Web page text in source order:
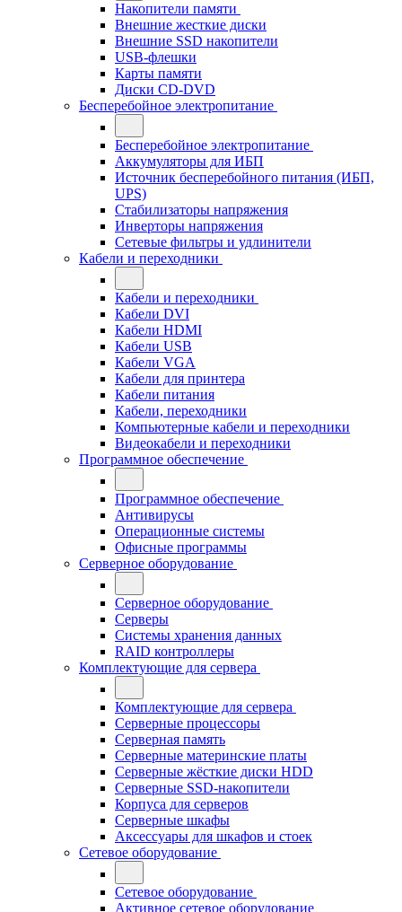
Накопители памяти
Внешние жесткие диски
Внешние SSD накопители
USB-флешки
Карты памяти
Диски CD-DVD
Бесперебойное электропитание
Бесперебойное электропитание
Аккумуляторы для ИБП
Источник бесперебойного питания (ИБП,
UPS)
Стабилизаторы напряжения
Инверторы напряжения
Сетевые фильтры и удлинители
Кабели и переходники
Кабели и переходники
Кабели DVI
Кабели HDMI
Кабели USB
Кабели VGA
Кабели для принтера
Кабели питания
Кабели, переходники
Компьютерные кабели и переходники
Видеокабели и переходники
Программное обеспечение
Программное обеспечение
Антивирусы
Операционные системы
Офисные программы
Серверное оборудование
Серверное оборудование
Серверы
Системы хранения данных
RAID контроллеры
Комплектующие для сервера
Комплектующие для сервера
Серверные процессоры
Серверная память
Серверные материнские платы
Серверные жёсткие диски HDD
Серверные SSD-накопители
Корпуса для серверов
Серверные шкафы
Аксессуары для шкафов и стоек
Сетевое оборудование
Сетевое оборудование
Активное сетевое оборудование